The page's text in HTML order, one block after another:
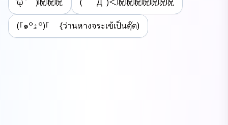
᷄ᾥ ᷅ )呪呪呪 ( ﾟДﾟ)＜呪呪呪呪呪呪呪
(｢๑꒪ۿ꒪)｢ {ว่านหางจระเข้เป็นตุ๊ด)